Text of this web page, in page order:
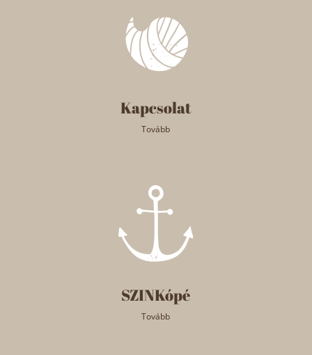
Kapcsolat
Tovább
SZINKópé
Tovább